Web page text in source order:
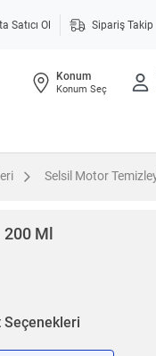
Satıcı Ol Sipariş Takip
Konum
Konum Seç
Selsil Motor
Ml
Seçenekleri